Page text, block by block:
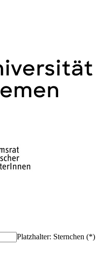
Platzhalter: Sternchen (*)